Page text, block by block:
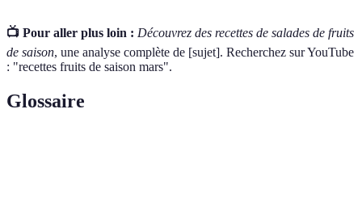
📺 Pour aller plus loin : Découvrez des recettes de salades de fruits
de saison, une analyse complète de [sujet]. Recherchez sur YouTube
: "recettes fruits de saison mars".
Glossaire